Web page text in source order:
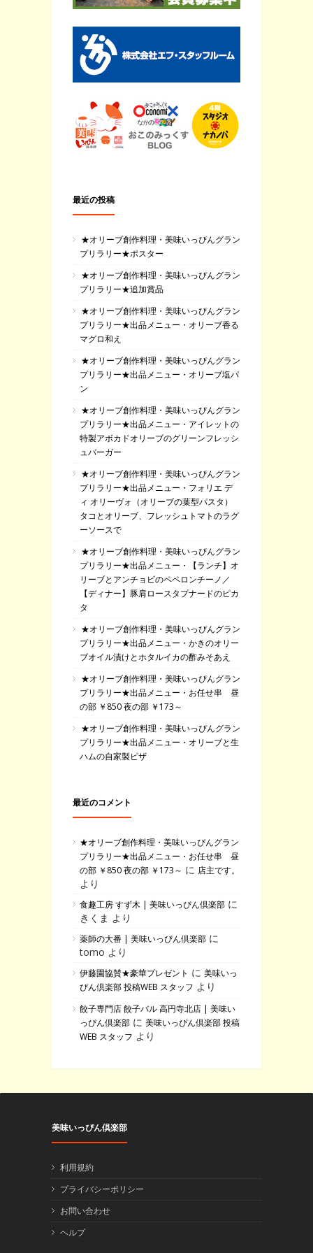
最近の投稿
★オリーブ創作料理・美味いっぴんグラン
プリラリー★ポスター
★オリーブ創作料理・美味いっぴんグラン
プリラリー★追加賞品
★オリーブ創作料理・美味いっぴんグラン
プリラリー★出品メニュー・オリーブ香る
マグロ和え
★オリーブ創作料理・美味いっぴんグラン
プリラリー★出品メニュー・オリーブ塩パ
ン
★オリーブ創作料理・美味いっぴんグラン
プリラリー★出品メニュー・アイレットの
特製アボカドオリーブのグリーンフレッシ
ュバーガー
★オリーブ創作料理・美味いっぴんグラン
プリラリー★出品メニュー・フォリエ デ
ィ オリーヴォ（オリーブの葉型パスタ）
タコとオリーブ、フレッシュトマトのラグ
ーソースで
★オリーブ創作料理・美味いっぴんグラン
プリラリー★出品メニュー・【ランチ】オ
リーブとアンチョビのペペロンチーノ／
【ディナー】豚肩ロースタプナードのピカ
タ
★オリーブ創作料理・美味いっぴんグラン
プリラリー★出品メニュー・かきのオリー
ブオイル漬けとホタルイカの酢みそあえ
★オリーブ創作料理・美味いっぴんグラン
プリラリー★出品メニュー・お任せ串 昼
の部 ￥850 夜の部 ￥173～
★オリーブ創作料理・美味いっぴんグラン
プリラリー★出品メニュー・オリーブと生
ハムの自家製ピザ
最近のコメント
★オリーブ創作料理・美味いっぴんグラン
プリラリー★出品メニュー・お任せ串 昼
の部 ￥850 夜の部 ￥173～ に 店主です。
より
食趣工房 すず木 | 美味いっぴん倶楽部 に
きくま より
薬師の大番 | 美味いっぴん倶楽部 に
tomo より
伊藤園協賛★豪華プレゼント に 美味いっ
ぴん倶楽部 投稿WEB スタッフ より
餃子専門店 餃子バル 高円寺北店 | 美味い
っぴん倶楽部 に 美味いっぴん倶楽部 投稿
WEB スタッフ より
美味いっぴん倶楽部
利用規約
プライバシーポリシー
お問い合わせ
ヘルプ